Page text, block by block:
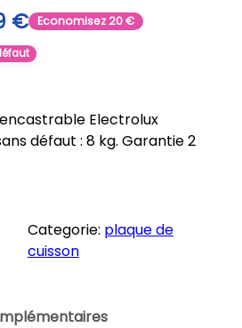
€ Economisez20€
Electrolux
défaut : 8 kg. Garantie 2
Categorie: plaque de
cuisson